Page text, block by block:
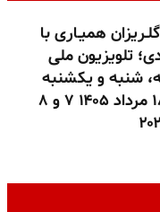
همیـاری با
تلویزیون ملی
شنبه و یکشنبه
۱۶ ، ۱۷ و ۱۸ مرداد ۱۴۰۵ ۷ و ۸